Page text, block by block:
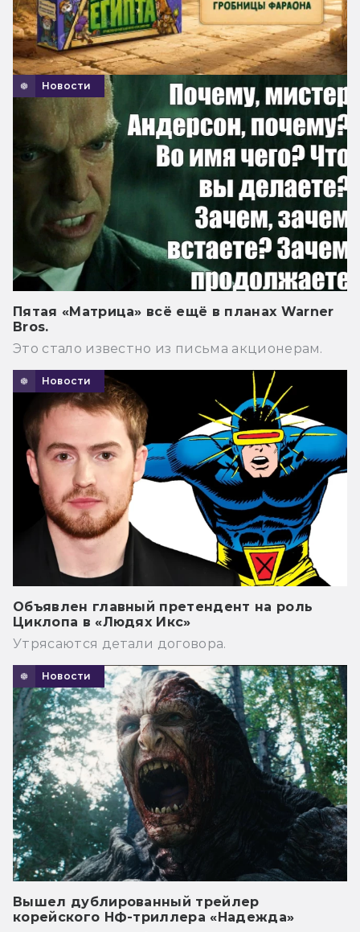
Новости
Пятая «Матрица» всё ещё в планах Warner
Bros.
Это стало известно из письма акционерам.
Новости
Объявлен главный претендент на роль
Циклопа в «Людях Икс»
Утрясаются детали договора.
Новости
Вышел дублированный трейлер
корейского НФ-триллера «Надежда»